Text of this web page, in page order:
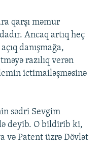
qarşı məmur
Ancaq artıq heç
danışmağa,
razılıq verən
ictimailəşməsinə
sədri Sevgim
deyib. O bildirib ki,
və Patent üzrə Dövlət